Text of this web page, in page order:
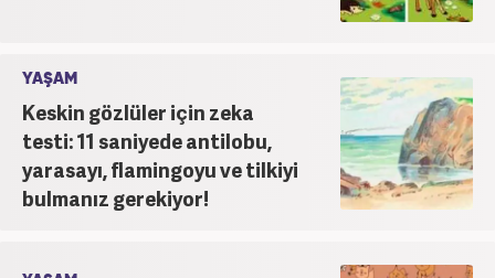
YAŞAM
Keskin gözlüler için zeka
testi: 11 saniyede antilobu,
yarasayı, flamingoyu ve tilkiyi
bulmanız gerekiyor!